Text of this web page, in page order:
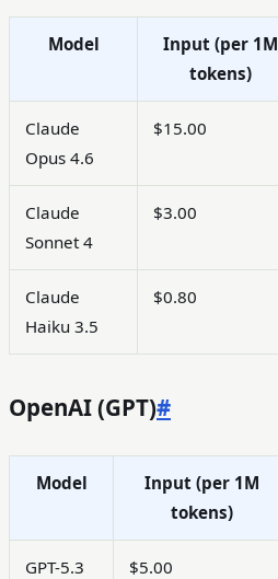
Model
Input (per 1M
tokens)
Claude
Opus 4.6
$15.00
Claude
Sonnet 4
$3.00
Claude
Haiku 3.5
$0.80
OpenAI (GPT)#
Model
Input (per 1M
tokens)
GPT-5.3 $5.00